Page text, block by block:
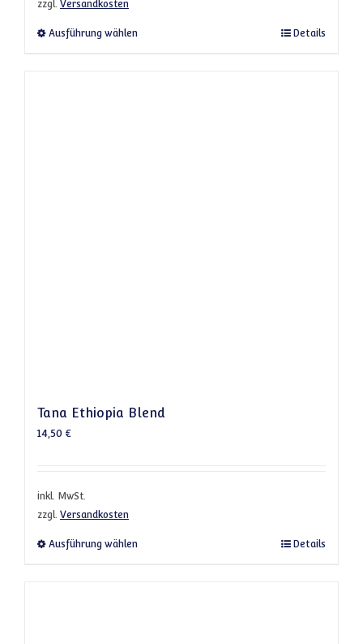
zzgl. Versandkosten
Ausführung wählen Dieses Produkt weist mehrere Varianten
Details
Tana Ethiopia Blend
14,50 €
inkl. MwSt.
zzgl. Versandkosten
Ausführung wählen Dieses Produkt weist mehrere Varianten
Details